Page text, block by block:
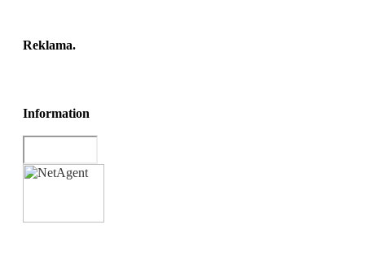
Reklama.
Information